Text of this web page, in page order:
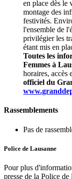
en place dès le
montage des
festivités.
l'ensemble de
privilégier les
étant mis en
Toutes les
Femmes à
horaires, accès
officiel du
Rassemblements
Pas de
Police de Lausanne
Pour plus
presse de la Police